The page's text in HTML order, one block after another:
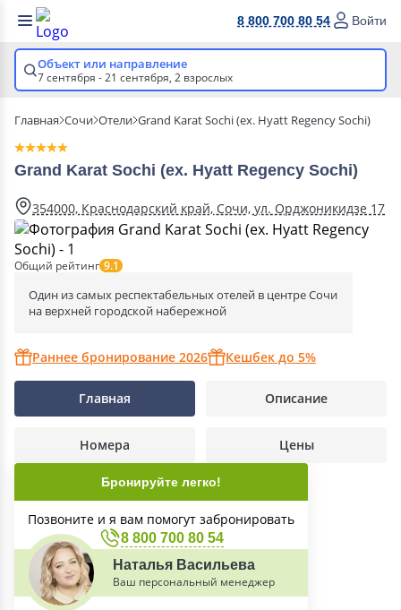
8 800 700 80 54 Войти
Объект или направление
7 сентября - 21 сентября, 2 взрослых
Главная Сочи Отели Grand Karat Sochi (ex. Hyatt Regency Sochi)
Grand Karat Sochi (ex. Hyatt Regency Sochi)
354000, Краснодарский край, Сочи, ул. Орджоникидзе 17
Общий рейтинг 9.1
Один из самых респектабельных отелей в центре Сочи
на верхней городской набережной
Раннее бронирование 2026 Кешбек до 5%
Главная Описание
Номера Цены
Бронируйте легко!
Позвоните и я вам помогут забронировать
8 800 700 80 54
Наталья Васильева
Ваш персональный менеджер